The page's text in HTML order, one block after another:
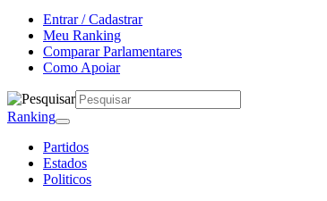
Entrar / Cadastrar
Meu Ranking
Comparar Parlamentares
Como Apoiar
Ranking
Partidos
Estados
Politicos